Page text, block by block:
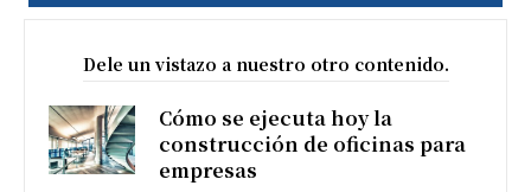
Dele un vistazo a nuestro otro contenido.
Cómo se ejecuta hoy la
construcción de oficinas para
empresas